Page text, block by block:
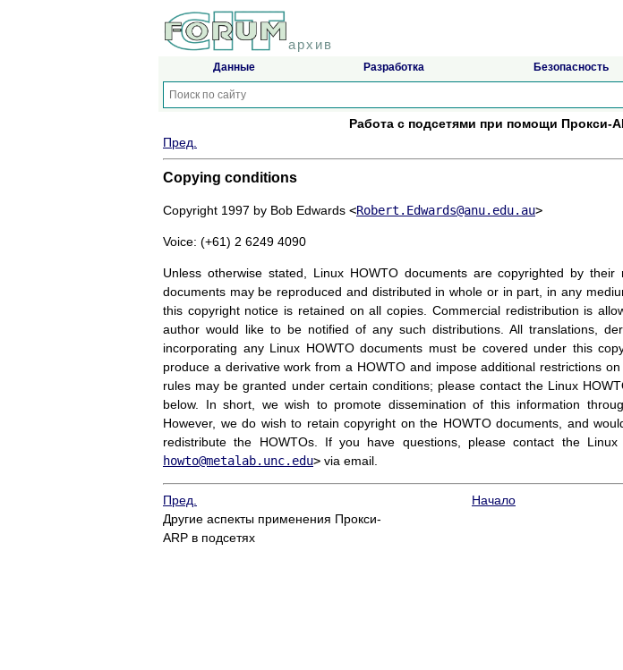
архив
Данные Разработка Безопасность
Работа с подсетями при помощи Прокси-
Пред.
Copying conditions
Copyright 1997 by Bob Edwards <Robert.Edwards@anu.edu.au>
Voice: (+61) 2 6249 4090
Unless otherwise stated, Linux HOWTO documents are copyrighted by their
documents may be reproduced and distributed in whole or in part, in any
this copyright notice is retained on all copies. Commercial redistribution is
author would like to be notified of any such distributions. All translations,
incorporating any Linux HOWTO documents must be covered under this
produce a derivative work from a HOWTO and impose additional restrictions
rules may be granted under certain conditions; please contact the Linux
below. In short, we wish to promote dissemination of this information
However, we do wish to retain copyright on the HOWTO documents, and
redistribute the HOWTOs. If you have questions, please contact the Linux
howto@metalab.unc.edu> via email.
Пред. Начало
Другие аспекты применения Прокси-
ARP в подсетях